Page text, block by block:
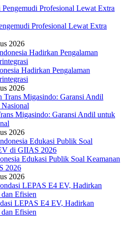
Profesional Lewat Extra
2026
Hadirkan Pengalaman
2026
Migasindo: Garansi Andil untuk
2026
Edukasi Publik Soal Keamanan
2026
2026
LEPAS E4 EV, Hadirkan
Efisien